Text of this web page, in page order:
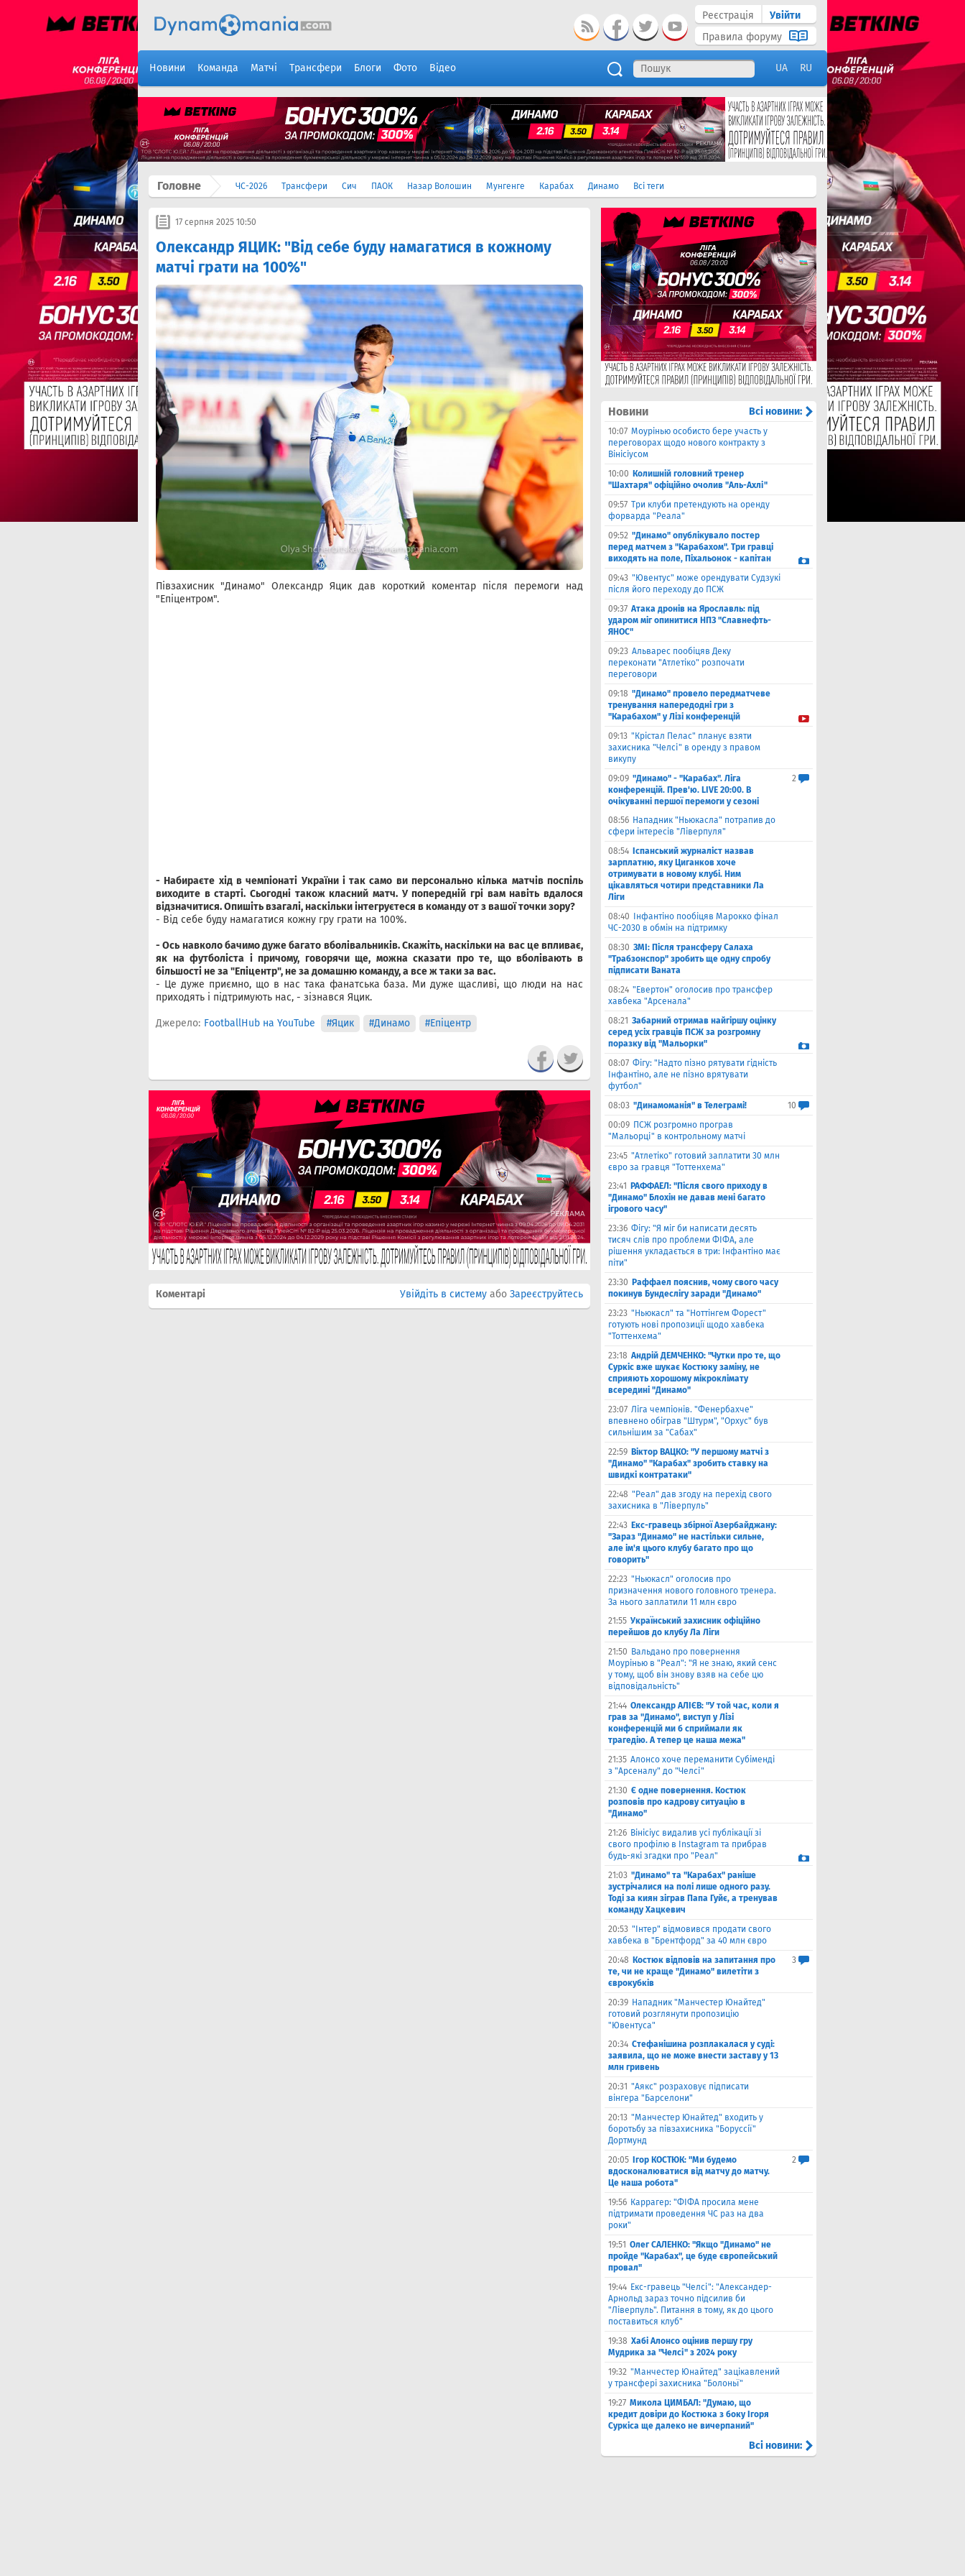
Реєстрація
Увійти
Правила форуму
Новини Команда Матчі Трансфери Блоги Фото Відео UA RU
Головне ЧС-2026 Трансфери Сич ПАОК Назар Волошин Мунгенге Карабах Динамо Всі теги
17 серпня 2025 10:50
Олександр ЯЦИК: "Від себе буду намагатися в кожному
матчі грати на 100%"
Півзахисник "Динамо" Олександр Яцик дав короткий коментар після перемоги над
"Епіцентром".
- Набираєте хід в чемпіонаті України і так само ви персонально кілька матчів поспіль
виходите в старті. Сьогодні також класний матч. У попередній грі вам навіть вдалося
відзначитися. Опишітьвзагалі, наскільки інтегруєтеся в команду от з вашої точки зору?
- Від себе буду намагатися кожну гру грати на 100%.
- Ось навколо бачимо дуже багато вболівальників. Скажіть, наскільки на вас це впливає,
як на футболіста і причому, говорячи ще, можнасказати про те, що вболівають в
більшості не за "Епіцентр", не за домашню команду, а все ж таки за вас.
- Це дуже приємно, що в нас така фанатська база. Ми дуже щасливі, що люди на нас
приходять і підтримують нас, - зізнався Яцик.
Джерело: FootballHub на YouTube #Яцик #Динамо #Епіцентр
Коментарі Увійдіть в систему або Зареєструйтесь
Новини Всі новини:
10:07 Моурінью особисто бере участь у
переговорах щодо нового контракту з
Вінісіусом
10:00 Колишній головний тренер
"Шахтаря" офіційно очолив "Аль-Ахлі"
09:57 Три клуби претендують на оренду
форварда "Реала"
09:52 "Динамо" опублікувало постер
перед матчем з "Карабахом". Три гравці
виходять на поле, Піхальонок - капітан
09:43 "Ювентус" може орендувати Судзукі
після його переходу до ПСЖ
09:37 Атака дронів на Ярославль: під
ударом міг опинитися НПЗ "Славнефть-
ЯНОС"
09:23 Альварес пообіцяв Деку
переконати "Атлетіко" розпочати
переговори
09:18 "Динамо" провело передматчеве
тренування напередодні гри з
"Карабахом" у Лізі конференцій
09:13 "Крістал Пелас" планує взяти
захисника "Челсі" в оренду з правом
викупу
09:09 "Динамо" - "Карабах". Ліга
конференцій. Прев'ю. LIVE 20:00. В
очікуванні першої перемоги у сезоні
2
08:56 Нападник "Ньюкасла" потрапив до
сфери інтересів "Ліверпуля"
08:54
Іспанський журналіст назвав
зарплатню, яку Циганков хоче
отримувати в новому клубі. Ним
цікавляться чотири представники Ла
Ліги
08:40
Інфантіно пообіцяв Марокко фінал
ЧС-2030 в обмін на підтримку
08:30 ЗМІ: Після трансферу Салаха
"Трабзонспор" зробить ще одну спробу
підписати Ваната
08:24 "Евертон" оголосив про трансфер
хавбека "Арсенала"
08:21 Забарний отримав найгіршу оцінку
серед усіх гравців ПСЖ за розгромну
поразку від "Мальорки"
08:07 Фігу: "Надто пізно рятувати гідність
Інфантіно, але не пізно врятувати
футбол"
08:03 "Динамоманія" в Телеграмі!
10
00:09 ПСЖ розгромно програв
"Мальорці" в контрольному матчі
23:45 "Атлетіко" готовий заплатити 30 млн
євро за гравця "Тоттенхема"
23:41
РАФФАЕЛ: "Після свого приходу в
"Динамо" Блохін не давав мені багато
ігрового часу"
23:36 Фігу: "Я міг би написати десять
тисяч слів про проблеми ФІФА, але
рішення укладається в три: Інфантіно має
піти"
23:30 Раффаел пояснив, чому свого часу
покинув Бундеслігу заради "Динамо"
23:23 "Ньюкасл" та "Ноттінгем Форест"
готують нові пропозиції щодо хавбека
"Тоттенхема"
23:18 Андрій ДЕМЧЕНКО: "Чутки про те, що
Суркіс вже шукає Костюку заміну, не
сприяють хорошому мікроклімату
всередині "Динамо"
23:07 Ліга чемпіонів. "Фенербахче"
впевнено обіграв "Штурм", "Орхус" був
сильнішим за "Сабах"
22:59 Віктор ВАЦКО: "У першому матчі з
"Динамо" "Карабах" зробить ставку на
швидкі контратаки"
22:48 "Реал" дав згоду на перехід свого
захисника в "Ліверпуль"
22:43 Екс-гравець збірної Азербайджану:
"Зараз "Динамо" не настільки сильне,
але ім'я цього клубу багато про що
говорить"
22:23 "Ньюкасл" оголосив про
призначення нового головного тренера.
За нього заплатили 11 млн євро
21:55 Український захисник офіційно
перейшов до клубу Ла Ліги
21:50 Вальдано про повернення
Моурінью в "Реал": "Я не знаю, який сенс
у тому, щоб він знову взяв на себе цю
відповідальність"
21:44 Олександр АЛІЄВ: "У той час, коли я
грав за "Динамо", виступ у Лізі
конференцій ми б сприймали як
трагедію. А тепер це наша межа"
21:35 Алонсо хоче переманити Субіменді
з "Арсеналу" до "Челсі"
21:30 Є одне повернення. Костюк
розповів про кадрову ситуацію в
"Динамо"
21:26 Вінісіус видалив усі публікації зі
свого профілю в Instagram та прибрав
будь-які згадки про "Реал"
21:03 "Динамо" та "Карабах" раніше
зустрічалися на полі лише одного разу.
Тоді за киян зіграв Папа Гуйє, а тренував
команду Хацкевич
20:53 "Інтер" відмовився продати свого
хавбека в "Брентфорд" за 40 млн євро
20:48 Костюк відповів на запитання про
те, чи не краще "Динамо" вилетіти з
єврокубків
3
20:39 Нападник "Манчестер Юнайтед"
готовий розглянути пропозицію
"Ювентуса"
20:34 Стефанішина розплакалася у суді:
заявила, що не може внести заставу у 13
млн гривень
20:31 "Аякс" розраховує підписати
вінгера "Барселони"
20:13 "Манчестер Юнайтед" входить у
боротьбу за півзахисника "Боруссії"
Дортмунд
20:05
Ігор КОСТЮК: "Ми будемо
вдосконалюватися від матчу до матчу.
Це наша робота"
2
19:56 Каррагер: "ФІФА просила мене
підтримати проведення ЧС раз на два
роки"
19:51 Олег САЛЕНКО: "Якщо "Динамо" не
пройде "Карабах", це буде європейський
провал"
19:44 Екс-гравець "Челсі": "Александер-
Арнольд зараз точно підсилив би
"Ліверпуль". Питання в тому, як до цього
поставиться клуб"
19:38 Хабі Алонсо оцінив першу гру
Мудрика за "Челсі" з 2024 року
19:32 "Манчестер Юнайтед" зацікавлений
у трансфері захисника "Болоньї"
19:27 Микола ЦИМБАЛ: "Думаю, що
кредит довіри до Костюка з боку Ігоря
Суркіса ще далеко не вичерпаний"
Всі новини: